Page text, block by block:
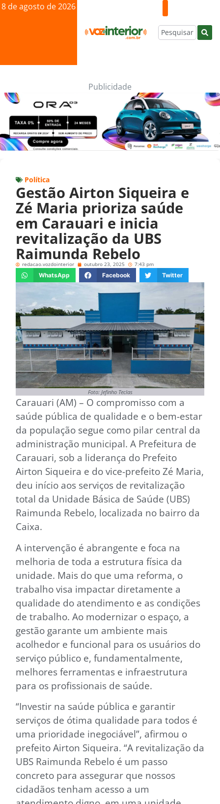
8 de agosto de 2026
Publicidade
Política
Gestão Airton Siqueira e
Zé Maria prioriza saúde
em Carauari e inicia
revitalização da UBS
Raimunda Rebelo
redacao.vozdointerior outubro 23, 2025 7:43 pm
WhatsApp Facebook Twitter
Foto: Jefinho Teclas
Carauari (AM) – O compromisso com a
saúde pública de qualidade e o bem-estar
da população segue como pilar central da
administração municipal. A Prefeitura de
Carauari, sob a liderança do Prefeito
Airton Siqueira e do vice-prefeito Zé Maria,
deu início aos serviços de revitalização
total da Unidade Básica de Saúde (UBS)
Raimunda Rebelo, localizada no bairro da
Caixa.
A intervenção é abrangente e foca na
melhoria de toda a estrutura física da
unidade. Mais do que uma reforma, o
trabalho visa impactar diretamente a
qualidade do atendimento e as condições
de trabalho. Ao modernizar o espaço, a
gestão garante um ambiente mais
acolhedor e funcional para os usuários do
serviço público e, fundamentalmente,
melhores ferramentas e infraestrutura
para os profissionais de saúde.
“Investir na saúde pública e garantir
serviços de ótima qualidade para todos é
uma prioridade inegociável”, afirmou o
prefeito Airton Siqueira. “A revitalização da
UBS Raimunda Rebelo é um passo
concreto para assegurar que nossos
cidadãos tenham acesso a um